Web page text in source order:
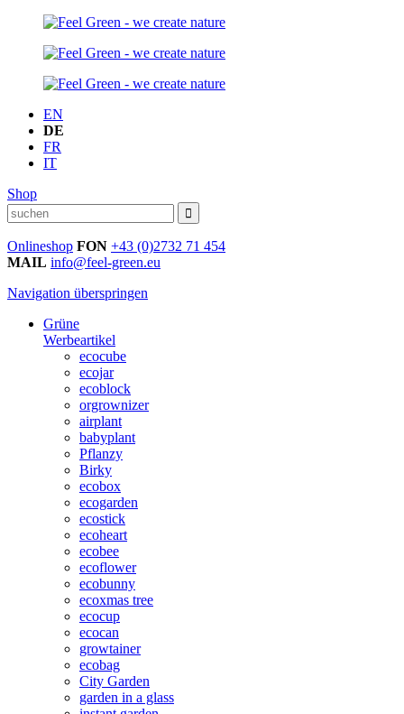
EN
DE
FR
IT
Shop
Onlineshop FON +43 (0)2732 71 454
MAIL info@feel-green.eu
Navigation überspringen
Grüne
Werbeartikel
ecocube
ecojar
ecoblock
orgrownizer
airplant
babyplant
Pflanzy
Birky
ecobox
ecogarden
ecostick
ecoheart
ecobee
ecoflower
ecobunny
ecoxmas tree
ecocup
ecocan
growtainer
ecobag
City Garden
garden in a glass